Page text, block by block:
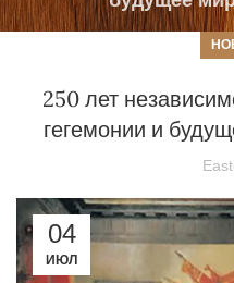
250 лет
гегемонии и
04
ИЮЛ